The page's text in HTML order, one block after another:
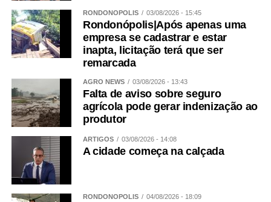
RONDONÓPOLIS 03/08/2026 - 15:45
Rondonópolis|Após apenas uma
empresa se cadastrar e estar
inapta, licitação terá que ser
remarcada
AGRO NEWS 03/08/2026 - 13:43
Falta de aviso sobre seguro
agrícola pode gerar indenização ao
produtor
ARTIGOS 03/08/2026 - 14:08
A cidade começa na calçada
RONDONÓPOLIS 04/08/2026 - 18:09